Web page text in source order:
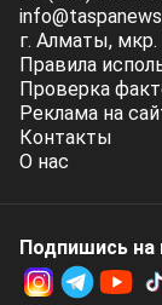
г. Алматы,
Правила
Проверка
Реклама на
Контакты
О нас
Подпишись на